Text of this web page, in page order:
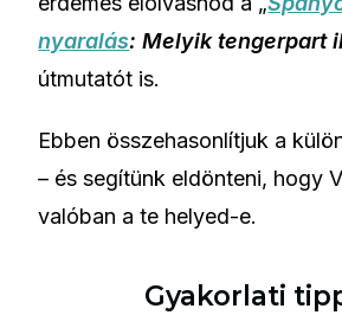
nyaralás:Melyik tengerpart
útmutatót is.
Ebben összehasonlítjuk a
– és segítünk eldönteni, hogy
valóban a te helyed-e.
Gyakorlati